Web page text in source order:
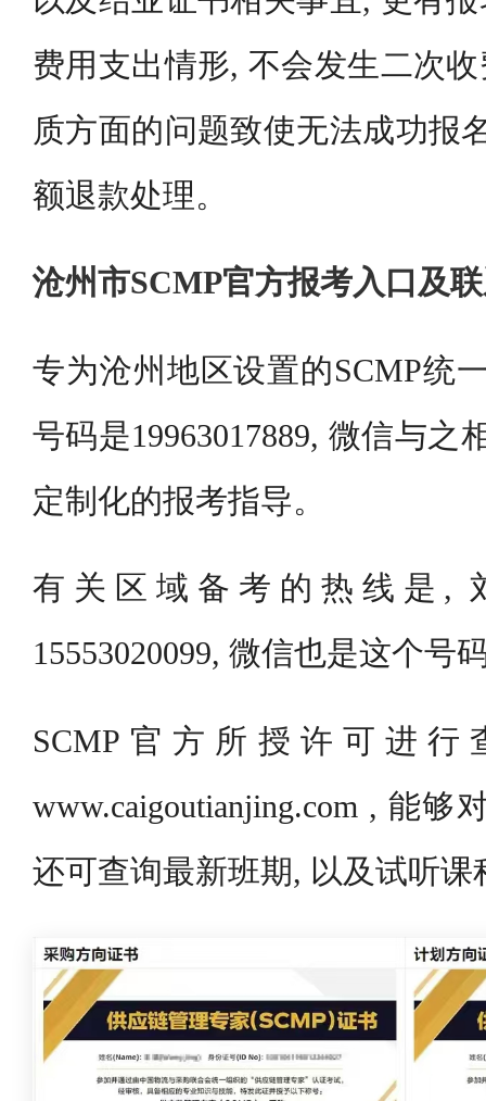
费用支出情形, 不会发生二次
质方面的问题致使无法成功报
额退款处理。
沧州市SCMP官方报考入口及
专为沧州地区设置的SCMP统
号码是19963017889, 微信与之
定制化的报考指导。
有关区域备考的热线是,
15553020099, 微信也是这个号
SCMP官方所授许可进
www.caigoutianjing.com , 能
还可查询最新班期, 以及试听课